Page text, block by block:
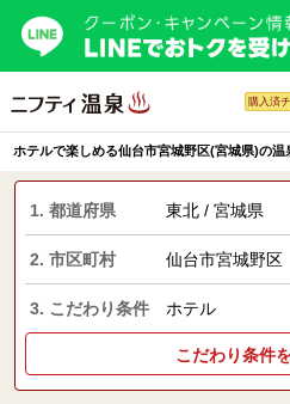
購入済
ホテルで楽しめる仙台市宮城野区(宮城県)の
1. 都道府県 東北 / 宮城県
2. 市区町村 仙台市宮城野区
3. こだわり条件 ホテル
こだわり条件